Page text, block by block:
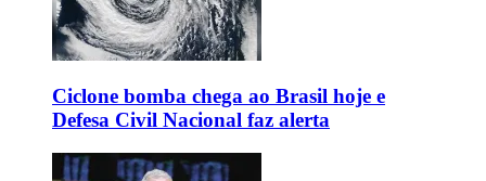
Ciclone bomba chega ao Brasil hoje e
Defesa Civil Nacional faz alerta